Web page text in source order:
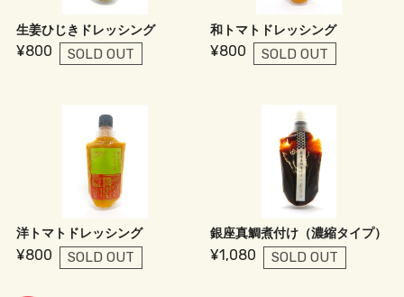
生姜ひじきドレッシング
¥800 SOLD OUT
和トマトドレッシング
¥800 SOLD OUT
洋トマトドレッシング
¥800 SOLD OUT
銀座真鯛煮付け（濃縮タイプ）
¥1,080 SOLD OUT